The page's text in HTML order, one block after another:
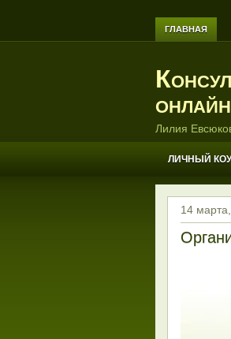
ГЛАВНАЯ
онлайн
Лилия
ЛИЧНЫЙ
14